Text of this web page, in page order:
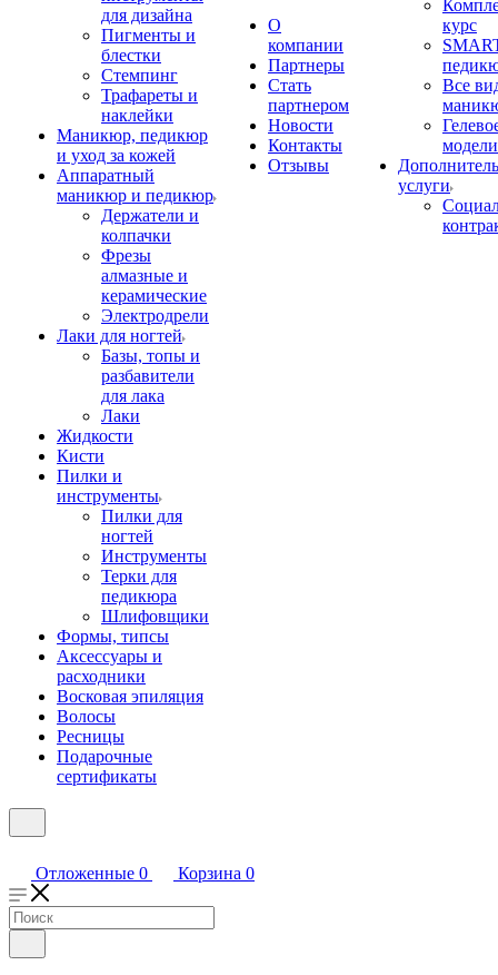
для дизайна
Пигменты и
блестки
Стемпинг
Трафареты и
наклейки
Маникюр, педикюр
и уход за кожей
Аппаратный
маникюр и педикюр
Держатели и
колпачки
Фрезы
алмазные и
керамические
Электродрели
Лаки для ногтей
Базы, топы и
разбавители
для лака
Лаки
Жидкости
Кисти
Пилки и
инструменты
Пилки для
ногтей
Инструменты
Терки для
педикюра
Шлифовщики
Формы, типсы
Аксессуары и
расходники
Восковая эпиляция
Волосы
Ресницы
Подарочные
сертификаты
О
компании
Партнеры
Стать
партнером
Новости
Контакты
Отзывы
курс
Все
услуги
Отложенные 0 Корзина 0